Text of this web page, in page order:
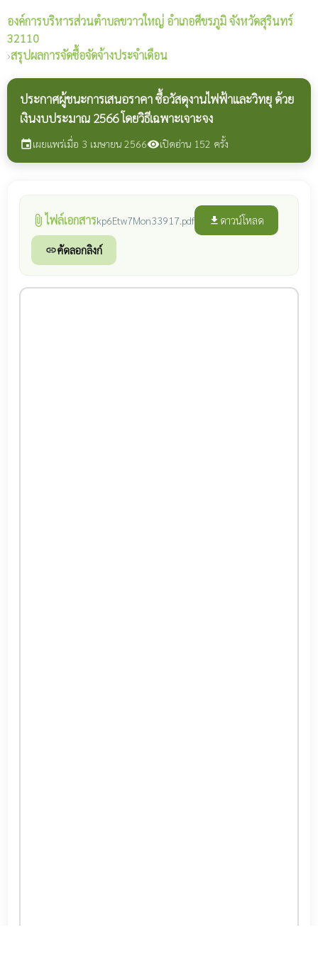
องค์การบริหารส่วนตำบลขวาวใหญ่ อำเภอศีขรภูมิ จังหวัดสุรินทร์
32110
›สรุปผลการจัดซื้อจัดจ้างประจำเดือน
ประกาศผู้ชนะการเสนอราคา ซื้อวัสดุงานไฟฟ้าและวิทยุ ด้วย
เงินงบประมาณ 2566 โดยวิธีเฉพาะเจาะจง
eventเผยแพร่เมื่อ 3 เมษายน 2566visibilityเปิดอ่าน 152 ครั้ง
attach_file ไฟล์เอกสารkp6Etw7Mon33917.pdf file_download ดาวน์โหลด
linkคัดลอกลิงก์